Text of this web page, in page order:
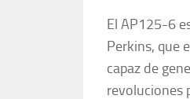
El AP125-6
Perkins, que
capaz de
revoluciones